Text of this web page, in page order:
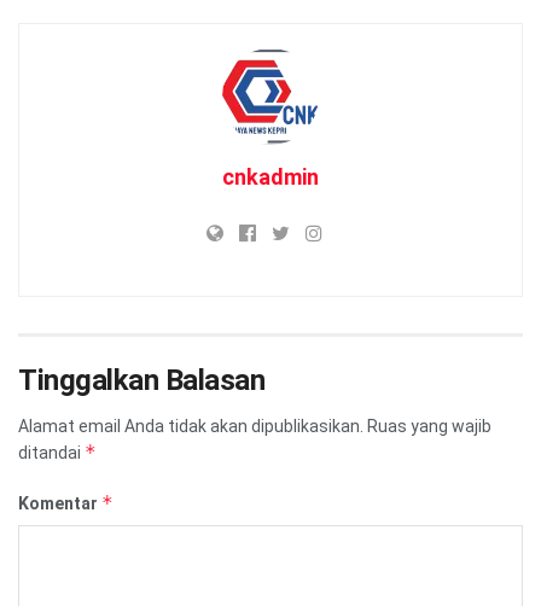
cnkadmin
Tinggalkan Balasan
Alamat email Anda tidak akan dipublikasikan. Ruas yang wajib
ditandai *
Komentar *